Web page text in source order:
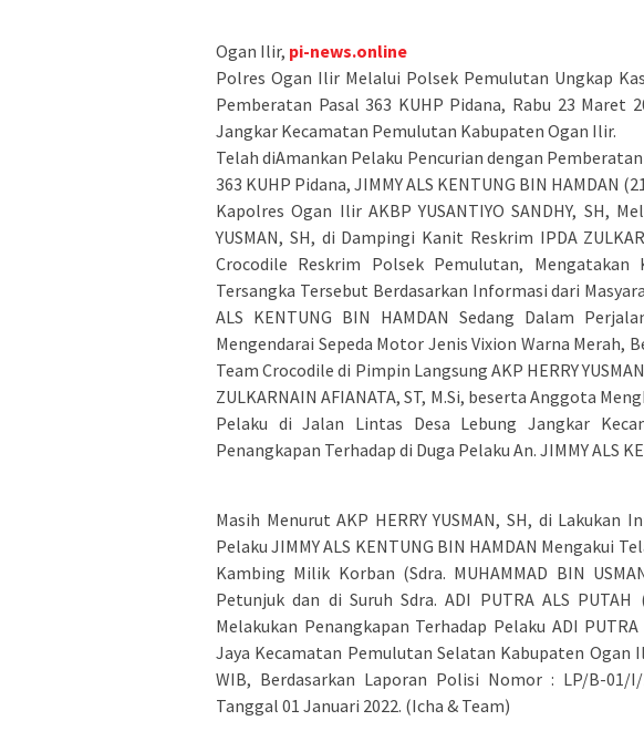
Ogan Ilir, pi-news.online
Polres Ogan Ilir Melalui Polsek Pemulutan Ungkap
Pemberatan Pasal 363 KUHP Pidana, Rabu 23 Maret
Jangkar Kecamatan Pemulutan Kabupaten Ogan Ilir.
Telah diAmankan Pelaku Pencurian dengan
363 KUHP Pidana, JIMMY ALS KENTUNG BIN HAMDAN
Kapolres Ogan Ilir AKBP YUSANTIYO SANDHY, SH,
YUSMAN, SH, di Dampingi Kanit Reskrim IPDA
Crocodile Reskrim Polsek Pemulutan, Mengatakan
Tersangka Tersebut Berdasarkan Informasi dari
ALS KENTUNG BIN HAMDAN Sedang Dalam
Mengendarai Sepeda Motor Jenis Vixion Warna Merah,
Team Crocodile di Pimpin Langsung AKP HERRY
ZULKARNAIN AFIANATA, ST, M.Si, beserta Anggota
Pelaku di Jalan Lintas Desa Lebung Jangkar
Penangkapan Terhadap di Duga Pelaku An. JIMMY ALS
Masih Menurut AKP HERRY YUSMAN, SH, di Lakukan
Pelaku JIMMY ALS KENTUNG BIN HAMDAN Mengakui
Kambing Milik Korban (Sdra. MUHAMMAD BIN
Petunjuk dan di Suruh Sdra. ADI PUTRA ALS
Melakukan Penangkapan Terhadap Pelaku ADI
Jaya Kecamatan Pemulutan Selatan Kabupaten Ogan
WIB, Berdasarkan Laporan Polisi Nomor : LP/B-01/
Tanggal 01 Januari 2022. (Icha & Team)